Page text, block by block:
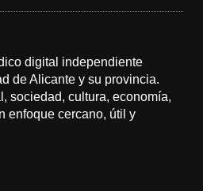
digital independiente
de Alicante y su provincia.
sociedad, cultura, economía,
enfoque cercano, útil y